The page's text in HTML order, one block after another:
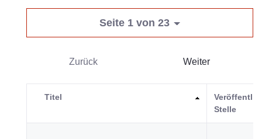
Seite 1 von 23
Zurück Weiter
Titel
Stelle